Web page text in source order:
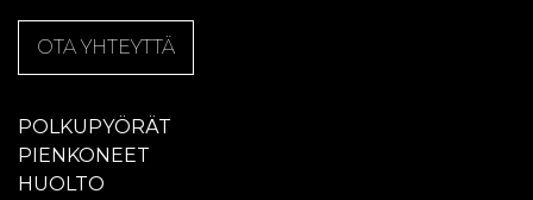
OTA YHTEYTTÄ
POLKUPYÖRÄT
PIENKONEET
HUOLTO